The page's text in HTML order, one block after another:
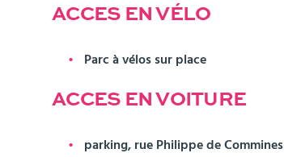
ACCES EN VÉLO
Parc à vélos sur place
ACCES EN VOITURE
parking, rue Philippe de Commines